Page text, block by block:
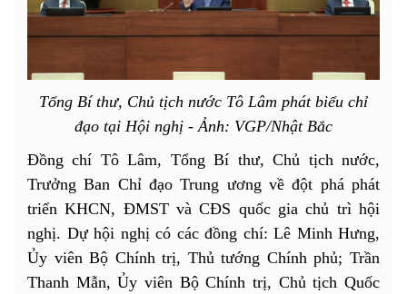
Tổng Bí thư, Chủ tịch nước Tô Lâm phát biểu chỉ
đạo tại Hội nghị - Ảnh: VGP/Nhật Bắc
Đồng chí Tô Lâm, Tổng Bí thư, Chủ tịch nước,
Trưởng Ban Chỉ đạo Trung ương về đột phá phát
triển KHCN, ĐMST và CĐS quốc gia chủ trì hội
nghị. Dự hội nghị có các đồng chí: Lê Minh Hưng,
Ủy viên Bộ Chính trị, Thủ tướng Chính phủ; Trần
Thanh Mẫn, Ủy viên Bộ Chính trị, Chủ tịch Quốc